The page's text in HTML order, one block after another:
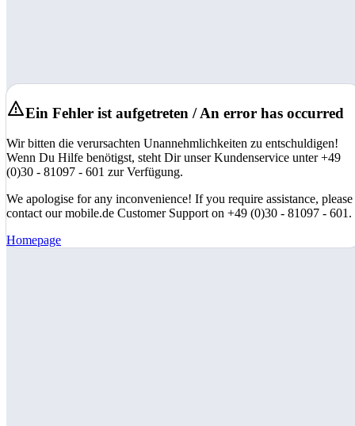
Ein Fehler ist aufgetreten / An error has occurred
Wir bitten die verursachten Unannehmlichkeiten zu entschuldigen!
Wenn Du Hilfe benötigst, steht Dir unser Kundenservice unter +49
(0)30 - 81097 - 601 zur Verfügung.
We apologise for any inconvenience! If you require assistance, please
contact our mobile.de Customer Support on +49 (0)30 - 81097 - 601.
Homepage